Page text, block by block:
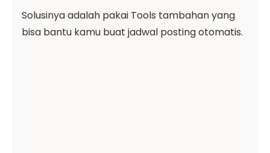
Solusinya adalah pakai Tools tambahan yang
bisa bantu kamu buat jadwal posting otomatis.